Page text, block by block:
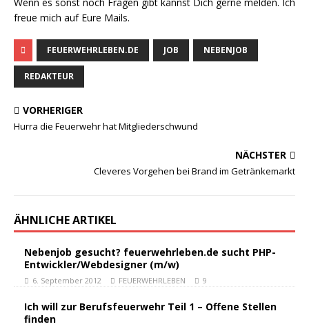
freue mich auf Eure Mails.
FEUERWEHRLEBEN.DE JOB NEBENJOB
REDAKTEUR
VORHERIGER
Hurra die Feuerwehr hat Mitgliederschwund
NÄCHSTER
Cleveres Vorgehen bei Brand im Getränkemarkt
ÄHNLICHE ARTIKEL
Nebenjob gesucht? feuerwehrleben.de sucht PHP-
Entwickler/Webdesigner (m/w)
6. September 2012 FEUERWEHRLEBEN 9
Ich will zur Berufsfeuerwehr Teil 1 – Offene Stellen
finden